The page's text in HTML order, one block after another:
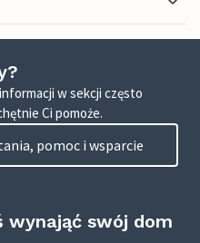
w sekcji często
Ci pomoże.
pomoc i wsparcie
wynająć swój dom